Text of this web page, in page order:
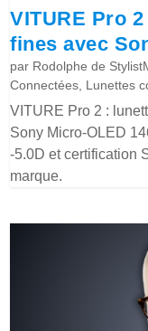
VITURE Pro
fines avec
par Rodolphe de
Connectées, Lunettes
VITURE Pro 2 :
Sony Micro-OLED
-5.0D et certification
marque.